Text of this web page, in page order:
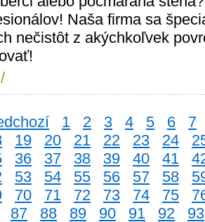
Naša firma sa
nečistôt z akýchkoľvek
1 2 3 4 5 6
7
19 20 21 22 23 24
36 37 38 39 40 41
53 54 55 56 57 58
70 71 72 73 74 75
87 88 89 90 91 92 93